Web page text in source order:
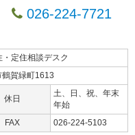
026-224-7721
定住相談デスク
賀緑町1613
休日
土、日、祝、年末
年始
FAX 026-224-5103